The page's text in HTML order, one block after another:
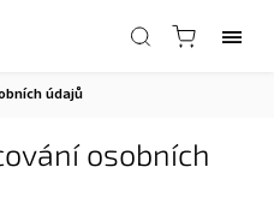
údajů
osobních